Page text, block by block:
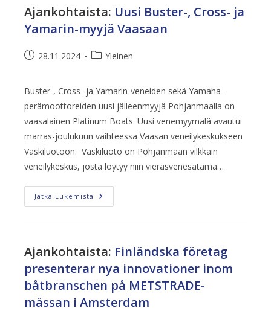
Loistavat
Kahdessa
Kategoriassa
Ajankohtaista: Uusi Buster-, Cross- ja
Yamarin-myyjä Vaasaan
Artikkeli28.11.2024
Artikkelin
Yleinen
Buster-, Cross- ja Yamarin-veneiden sekä Yamaha-
perämoottoreiden uusi jälleenmyyjä Pohjanmaalla on
vaasalainen Platinum Boats. Uusi venemyymälä avautui
marras-joulukuun vaihteessa Vaasan veneilykeskukseen
Vaskiluotoon. Vaskiluoto on Pohjanmaan vilkkain
veneilykeskus, josta löytyy niin vierasvenesatama…
Jatka Lukemista Uusi
Buster-,
Vaasaan
Ajankohtaista: Finländska företag
presenterar nya innovationer inom
båtbranschen på METSTRADE-
mässan i Amsterdam